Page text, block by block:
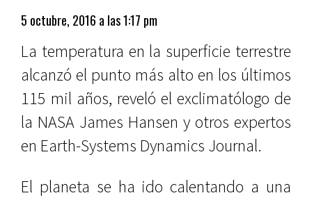
5 octubre, 2016 a las 1:17 pm
La temperatura en la superficie terrestre
alcanzó el punto más alto en los últimos
115 mil años, reveló el exclimatólogo de
la NASA James Hansen y otros expertos
en Earth-Systems Dynamics Journal.
El planeta se ha ido calentando a una